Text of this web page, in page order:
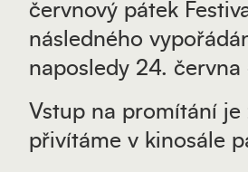
červnový pátek
následného
naposledy 24.
Vstup na promítání
přivítáme v kinosále